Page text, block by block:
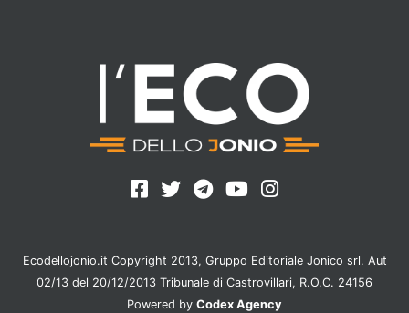
Ecodellojonio.it Copyright 2013, Gruppo Editoriale Jonico srl. Aut
02/13 del 20/12/2013 Tribunale di Castrovillari, R.O.C. 24156
Powered by Codex Agency